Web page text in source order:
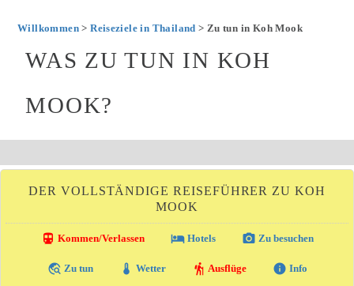
Willkommen>Reiseziele in Thailand > Zu tun in Koh Mook
WAS ZU TUN IN KOH
MOOK?
DER VOLLSTÄNDIGE REISEFÜHRER ZU KOH
MOOK
directions_transit Kommen/Verlassen local_hotelHotels photo_camera Zu besuchen
travel_explore Zu tun thermostat Wetter hiking Ausflüge info Info